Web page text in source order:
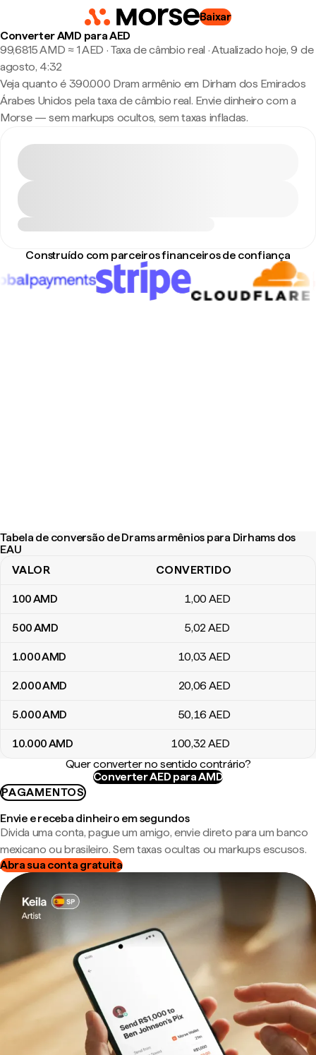
Baixar
Converter AMD para AED
99,6815 AMD ≈ 1 AED · Taxa de câmbio real ·Atualizado hoje, 9 de
agosto, 4:32
Veja quanto é 390.000 Dram armênio em Dirham dos Emirados
Árabes Unidos pela taxa de câmbio real. Envie dinheiro com a
Morse — sem markups ocultos, sem taxas infladas.
Construído com parceiros financeiros de confiança
Tabela de conversão de Drams armênios para Dirhams dos
EAU
Tabela de conversão de Drams armênios para Dirhams dos EAU
VALOR CONVERTIDO
100AMD 1,00 AED
500AMD 5,02AED
1.000AMD 10,03 AED
2.000AMD 20,06 AED
5.000AMD 50,16 AED
10.000AMD 100,32AED
Quer converter no sentido contrário?
Converter AED para AMD
PAGAMENTOS
Envie e receba dinheiro em segundos
Divida uma conta, pague um amigo, envie direto para um banco
mexicano ou brasileiro. Sem taxas ocultas ou markups escusos.
Abra sua conta gratuita